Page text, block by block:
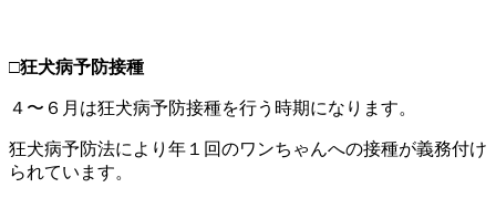
□狂犬病予防接種
４〜６月は狂犬病予防接種を行う時期になります。
狂犬病予防法により年１回のワンちゃんへの接種が義務付け
られています。